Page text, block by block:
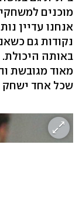
מוכנים
אנחנו עדיין
נקודות גם
באותה היכולת.
מאוד מגובשת
שכל אחד ישחק